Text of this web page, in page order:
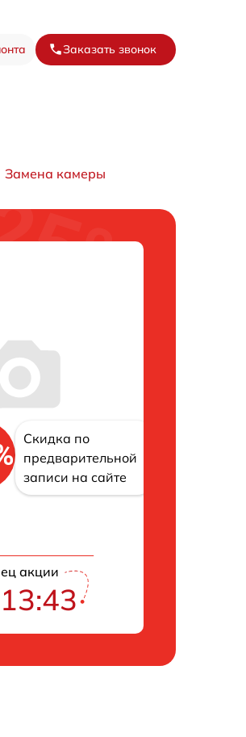
Заказать звонок
Замена камеры
Скидка по
предварительной
записи на сайте
акции